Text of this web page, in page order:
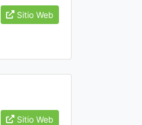
Sitio Web
Sitio Web